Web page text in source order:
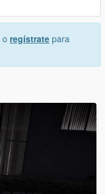
o regístrate para